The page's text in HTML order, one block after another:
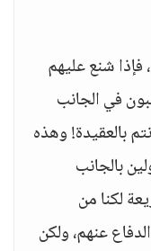
شنع عليهم
في الجانب
بالعقيدة! وهذه
بالجانب
لكنا من
عنهم، ولكن